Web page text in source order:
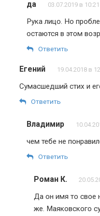
да 03.07.2019 в 10:21
Рука лицо. Но
остаются в этом
Ответить
Егений 19.04.2018 в
Сумасшедший стих и
Ответить
Владимир
чем тебе не
Ответить
Роман К.
Да он имя то свое
же. Маяковского